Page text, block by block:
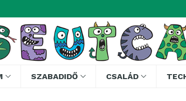
SZABADIDŐ CSALÁD